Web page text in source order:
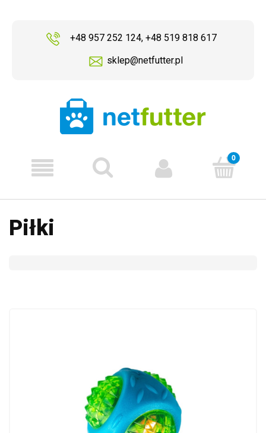
+48 957 252 124, +48 519 818 617
sklep@netfutter.pl
Piłki